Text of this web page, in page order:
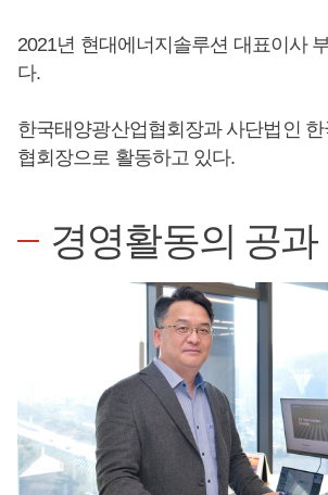
2021년 현대에너지솔루션 대표이사
다.
한국태양광산업협회장과 사단법인 한
협회장으로 활동하고 있다.
경영활동의 공과